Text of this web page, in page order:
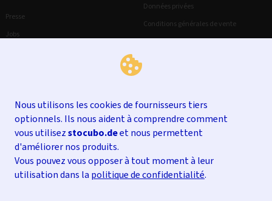
Nous utilisons les cookies de fournisseurs tiers
optionnels. Ils nous aident à comprendre comment
vous utilisezstocubo.deet nous permettent
d'améliorer nos produits.
Vous pouvez vous opposer à tout moment à leur
utilisation dans la politique de confidentialité.
Presse
Jobs
Données privées
Conditions générales de vente
Droit de rétractation